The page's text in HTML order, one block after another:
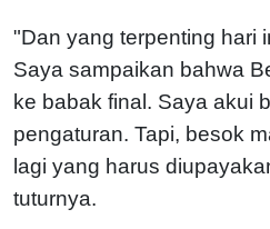
"Dan yang terpenting hari
Saya sampaikan bahwa
ke babak final. Saya akui
pengaturan. Tapi, besok
lagi yang harus
tuturnya.